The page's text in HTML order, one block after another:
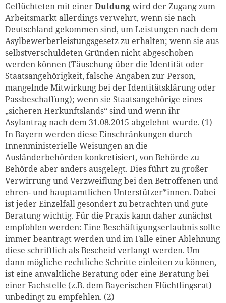
Geflüchteten mit einerDuldungwird der Zugang zum
Arbeitsmarkt allerdings verwehrt, wenn sie nach
Deutschland gekommen sind, um Leistungen nach dem
Asylbewerberleistungsgesetz zu erhalten; wenn sie aus
selbstverschuldeten Gründen nicht abgeschoben
werden können (Täuschung über die Identität oder
Staatsangehörigkeit, falsche Angaben zur Person,
mangelnde Mitwirkung bei der Identitätsklärung oder
Passbeschaffung); wenn sie Staatsangehörige eines
„sicheren Herkunftslands“ sind und wenn ihr
Asylantrag nach dem 31.08.2015 abgelehnt wurde. (1)
In Bayern werden diese Einschränkungen durch
Innenministerielle Weisungen an die
Ausländerbehörden konkretisiert, von Behörde zu
Behörde aber anders ausgelegt. Dies führt zu großer
Verwirrung und Verzweiflung bei den Betroffenen und
ehren- und hauptamtlichen Unterstützer*innen. Dabei
ist jeder Einzelfall gesondert zu betrachten und gute
Beratung wichtig. Für die Praxis kann daher zunächst
empfohlen werden: Eine Beschäftigungserlaubnis sollte
immer beantragt werden und im Falle einer Ablehnung
diese schriftlich als Bescheid verlangt werden. Um
dann mögliche rechtliche Schritte einleiten zu können,
ist eine anwaltliche Beratung oder eine Beratung bei
einer Fachstelle (z.B. dem Bayerischen Flüchtlingsrat)
unbedingt zu empfehlen. (2)